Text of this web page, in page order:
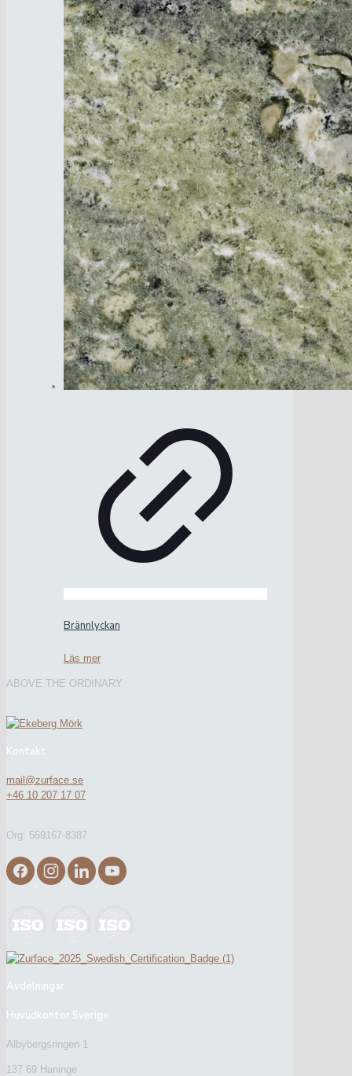
Brännlyckan
Läs mer
ABOVE THE ORDINARY
Kontakt
mail@zurface.se
+46 10 207 17 07
Org: 559167-8387
Avdelningar
Huvudkontor Sverige
Albybergsringen 1
137 69 Haninge